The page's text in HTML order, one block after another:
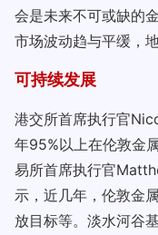
会是未来不可或缺的
市场波动趋与平缓，
可持续发展
港交所首席执行官
年95%以上在伦敦金
易所首席执行官
示，近几年，伦敦金
放目标等。淡水河谷